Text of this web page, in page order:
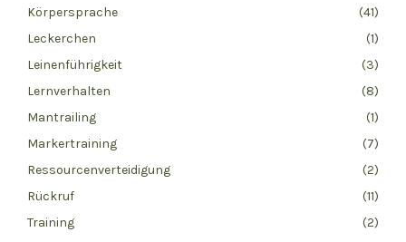
Körpersprache
(41)
Leckerchen
(1)
Leinenführigkeit
(3)
Lernverhalten
(8)
Mantrailing
(1)
Markertraining
(7)
Ressourcenverteidigung
(2)
Rückruf
(11)
Training
(2)